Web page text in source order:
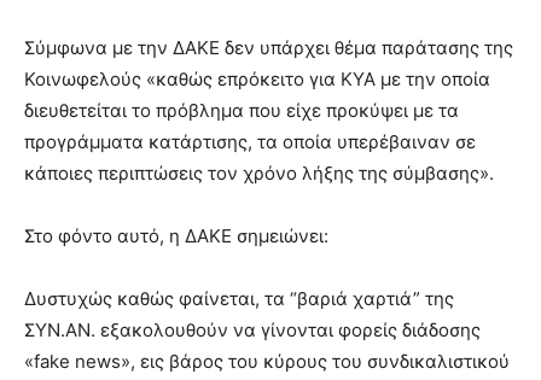
lyons
teaches
you
the
meaning
of
pornhun
porn
Σύμφωνα με την ΔΑΚΕ δεν υπάρχει θέμα παράτασης της
Κοινωφελούς «καθώς επρόκειτο για ΚΥΑ με την οποία
διευθετείται το πρόβλημα που είχε προκύψει με τα
προγράμματα κατάρτισης, τα οποία υπερέβαιναν σε
κάποιες περιπτώσεις τον χρόνο λήξης της σύμβασης».
Στο φόντο αυτό, η ΔΑΚΕ σημειώνει:
Δυστυχώς καθώς φαίνεται, τα “βαριά χαρτιά” της
ΣΥΝ.ΑΝ. εξακολουθούν να γίνονται φορείς διάδοσης
«fake news», εις βάρος του κύρους του συνδικαλιστικού